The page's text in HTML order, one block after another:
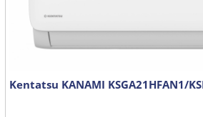
Kentatsu KANAMI KSGA21HFAN1/